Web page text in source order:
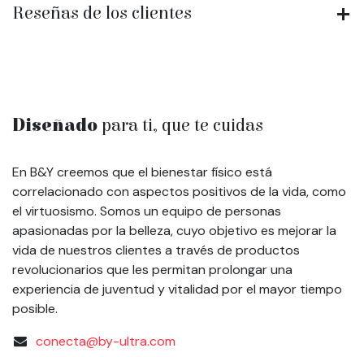
Reseñas de los clientes
Diseñado para ti, que te cuidas
En B&Y creemos que el bienestar físico está
correlacionado con aspectos positivos de la vida, como
el virtuosismo. Somos un equipo de personas
apasionadas por la belleza, cuyo objetivo es mejorar la
vida de nuestros clientes a través de productos
revolucionarios que les permitan prolongar una
experiencia de juventud y vitalidad por el mayor tiempo
posible.
conecta@by-ultra.com